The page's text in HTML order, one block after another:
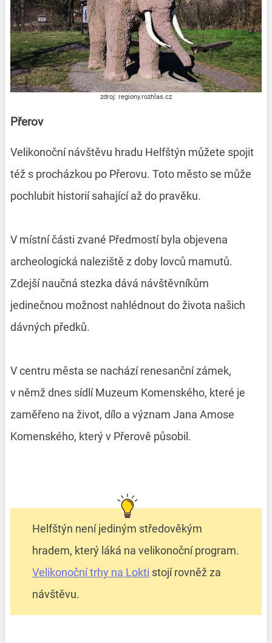
zdroj: regiony.rozhlas.cz
Přerov
Velikonoční návštěvu hradu Helfštýn můžete spojit
též s procházkou po Přerovu. Toto město se může
pochlubit historií sahající až do pravěku.
V místní části zvané Předmostí byla objevena
archeologická naleziště z doby lovců mamutů.
Zdejší naučná stezka dává návštěvníkům
jedinečnou možnost nahlédnout do života našich
dávných předků.
V centru města se nachází renesanční zámek,
v němž dnes sídlí Muzeum Komenského, které je
zaměřeno na život, dílo a význam Jana Amose
Komenského, který v Přerově působil.
Helfštýn není jediným středověkým
hradem, který láká na velikonoční program.
Velikonoční trhy na Lokti stojí rovněž za
návštěvu.